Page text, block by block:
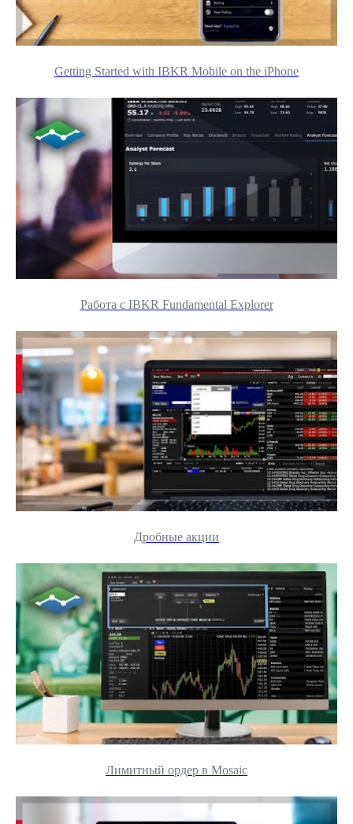
Getting Started with IBKR Mobile on the iPhone
Работа с IBKR Fundamental Explorer
Дробные акции
Лимитный ордер в Mosaic